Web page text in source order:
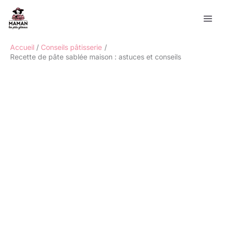
contenu
Accueil
Conseils pâtisserie
Recette de pâte sablée maison : astuces et conseils
Rechercher